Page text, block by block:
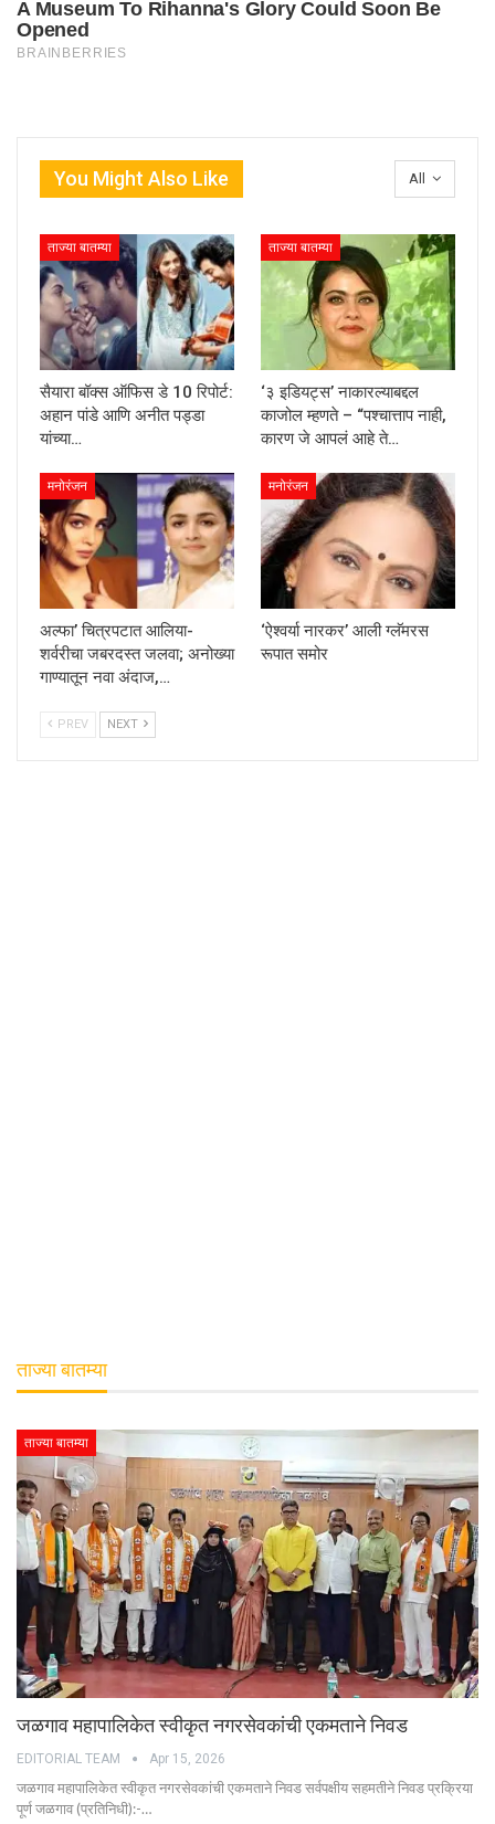
All
You Might Also Like
ताज्या बातम्या
सैयारा बॉक्स ऑफिस डे 10 रिपोर्ट:
अहान पांडे आणि अनीत पड्डा
यांच्या…
ताज्या बातम्या
‘३ इडियट्स’ नाकारल्याबद्दल
काजोल म्हणते – “पश्चात्ताप नाही,
कारण जे आपलं आहे ते…
मनोरंजन
अल्फा’ चित्रपटात आलिया-
शर्वरीचा जबरदस्त जलवा; अनोख्या
गाण्यातून नवा अंदाज,…
मनोरंजन
‘ऐश्वर्या नारकर’ आली ग्लॅमरस
रूपात समोर
PREV NEXT
ताज्या बातम्या
ताज्या बातम्या
जळगाव महापालिकेत स्वीकृत नगरसेवकांची एकमताने निवड
EDITORIAL TEAM Apr 15, 2026
जळगाव महापालिकेत स्वीकृत नगरसेवकांची एकमताने निवड सर्वपक्षीय सहमतीने निवड प्रक्रिया
पूर्ण जळगाव (प्रतिनिधी):-…